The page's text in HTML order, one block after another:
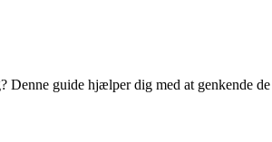
guide hjælper dig med at genkende